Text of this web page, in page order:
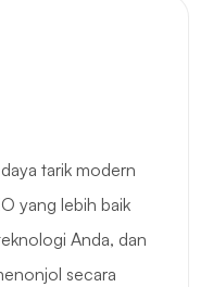
tarik modern
yang lebih baik
Anda, dan
secara